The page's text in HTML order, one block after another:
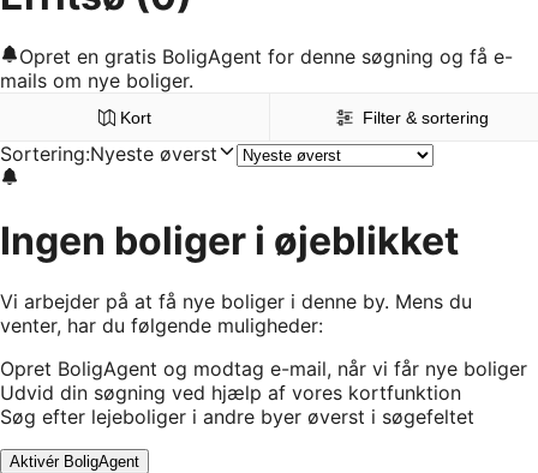
Opret en gratis BoligAgent for denne søgning og få e-
mails om nye boliger.
Kort Filter & sortering
Sortering:Nyeste øverst
Ingen boliger i øjeblikket
Vi arbejder på at få nye boliger i denne by. Mens du
venter, har du følgende muligheder:
Opret BoligAgent og modtag e-mail, når vi får nye boliger
Udvid din søgning ved hjælp af vores kortfunktion
Søg efter lejeboliger i andre byer øverst i søgefeltet
Aktivér BoligAgent